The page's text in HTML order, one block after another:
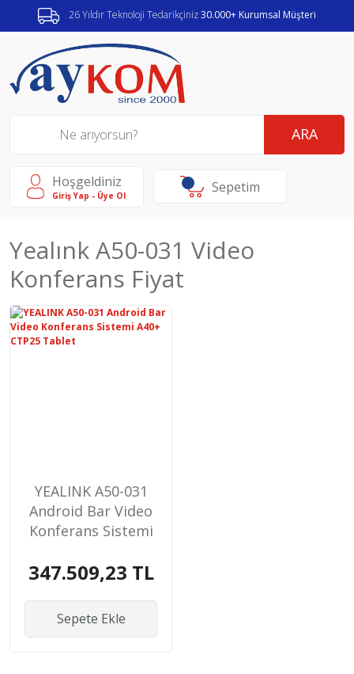
26 Yıldır Teknoloji Tedarikçiniz30.000+ Kurumsal Müşteri
ARA
Hoşgeldiniz
Giriş Yap - Üye Ol Sepetim
Yealınk A50-031 Video
Konferans Fiyat
YEALINK A50-031
Android Bar Video
Konferans Sistemi
347.509,23 TL
Sepete Ekle